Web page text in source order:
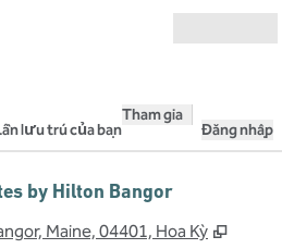
lưu trú của bạn
Tham gia
Đăng nhập
by Hilton Bangor
Maine, 04401, Hoa Kỳ ,